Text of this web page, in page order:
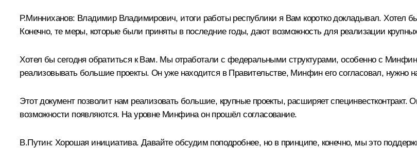
Р.Минниханов: Владимир Владимирович, итоги работы республики я Вам коротко докладывал. Хотел
Конечно, те меры, которые были приняты в последние годы, дают возможность для реализации
Хотел бы сегодня обратиться к Вам. Мы отработали с федеральными структурами, особенно с
реализовывать большие проекты. Он уже находится в Правительстве, Минфин его согласовал, нужно
Этот документ позволит нам реализовать большие, крупные проекты, расширяет
возможности появляются. На уровне Минфина он прошёл согласование.
В.Путин: Хорошая инициатива. Давайте обсудим поподробнее, но в принципе, конечно, мы это